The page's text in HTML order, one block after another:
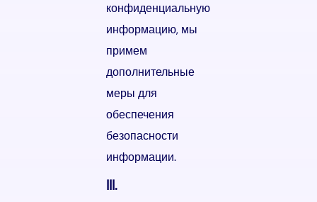
конфиденциальную
информацию, мы
примем
дополнительные
меры для
обеспечения
безопасности
информации.
III.